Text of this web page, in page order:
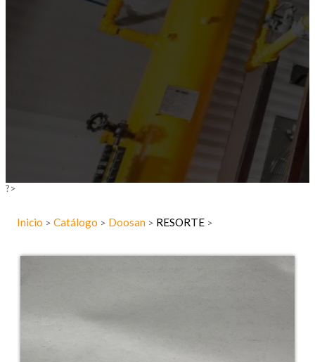
?>
Inicio > Catálogo > Doosan > RESORTE >